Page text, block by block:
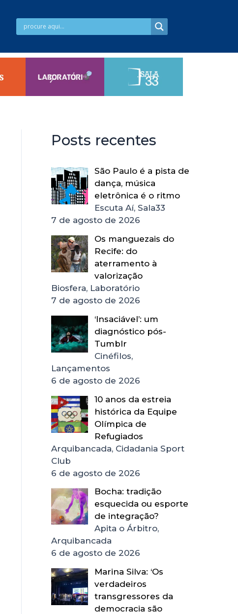
Posts recentes
São Paulo é a pista de
dança, música
eletrônica é o ritmo
Escuta Aí, Sala33
7 de agosto de 2026
Os manguezais do
Recife: do
aterramento à
valorização
Biosfera, Laboratório
7 de agosto de 2026
‘Insaciável’: um
diagnóstico pós-
Tumblr
Cinéfilos,
Lançamentos
6 de agosto de 2026
10 anos da estreia
histórica da Equipe
Olímpica de
Refugiados
Arquibancada, Cidadania Sport
Club
6 de agosto de 2026
Bocha: tradição
esquecida ou esporte
de integração?
Apita o Árbitro,
Arquibancada
6 de agosto de 2026
Marina Silva: ‘Os
verdadeiros
transgressores da
democracia são